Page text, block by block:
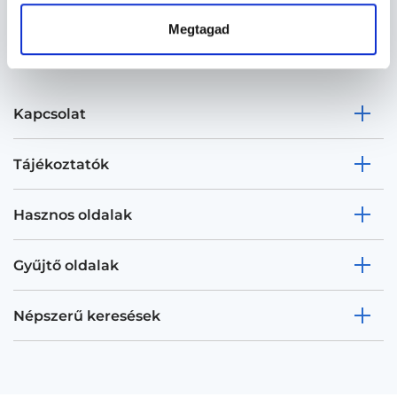
Megtagad
Kapcsolat
Tájékoztatók
Hasznos oldalak
Gyűjtő oldalak
Népszerű keresések